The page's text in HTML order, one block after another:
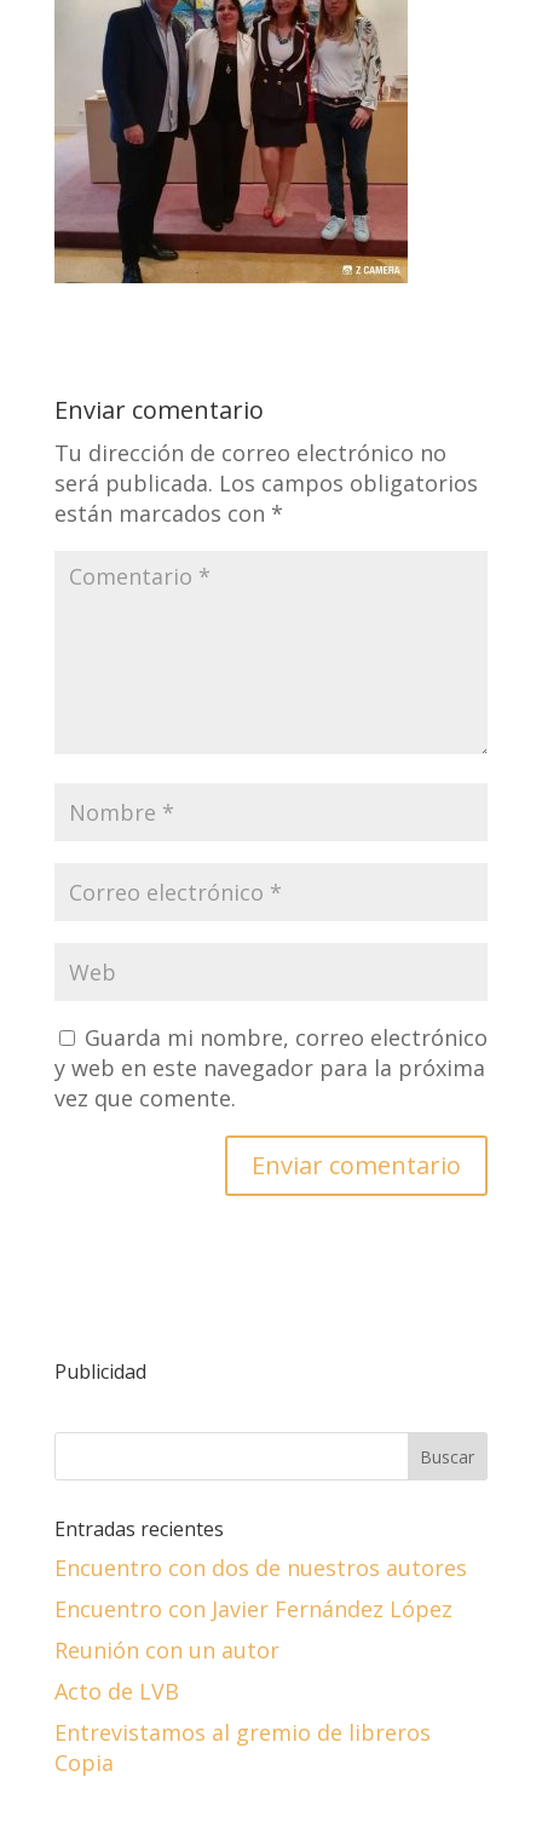
Enviar comentario
Tu dirección de correo electrónico no
será publicada. Los campos obligatorios
están marcados con *
Guarda mi nombre, correo electrónico
y web en este navegador para la próxima
vez que comente.
Publicidad
Entradas recientes
Encuentro con dos de nuestros autores
Encuentro con Javier Fernández López
Reunión con un autor
Acto de LVB
Entrevistamos al gremio de libreros
Copia